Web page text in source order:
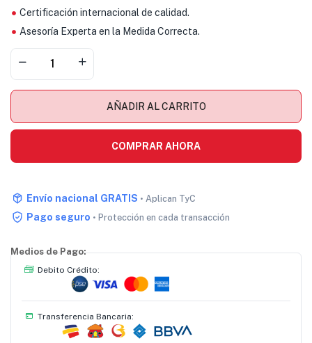
Certificación internacional de calidad.
Asesoría Experta en la Medida Correcta.
AÑADIR AL CARRITO
COMPRAR AHORA
Envío nacional GRATIS • Aplican TyC
Pago seguro • Protección en cada transacción
Medios de Pago:
Debito Crédito:
Transferencia Bancaria: